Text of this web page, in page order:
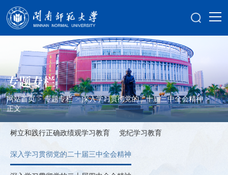
专题专栏
网站首页 > 专题专栏 > 深入学习贯彻党的二十届三中全会精神 >
正文
树立和践行正确政绩观学习教育 党纪学习教育
深入学习贯彻党的二十届三中全会精神